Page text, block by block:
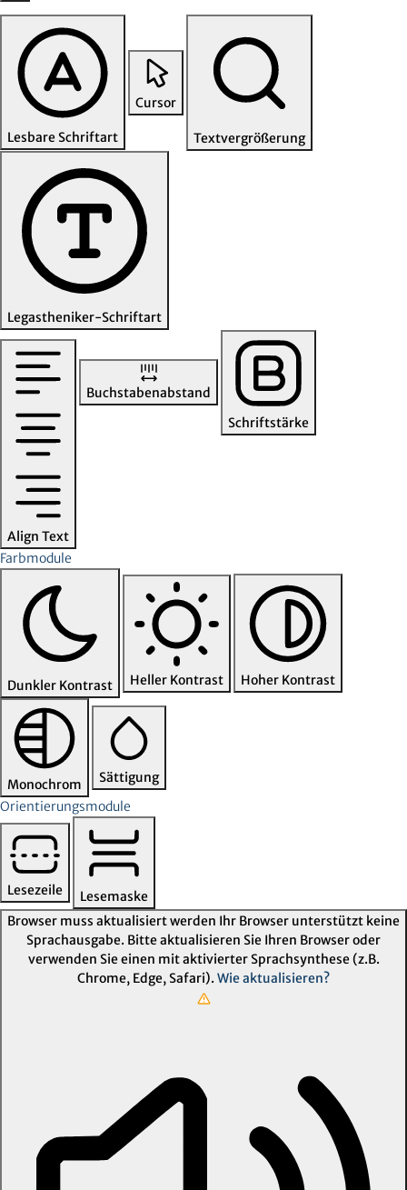
Lesbare Schriftart
Cursor
Textvergrößerung
Legastheniker-Schriftart
Align Text
Buchstabenabstand
Schriftstärke
Farbmodule
Dunkler Kontrast Heller Kontrast Hoher Kontrast
Monochrom
Sättigung
Orientierungsmodule
Lesezeile
Lesemaske
Browser muss aktualisiert werden Ihr Browser unterstützt keine
Sprachausgabe. Bitte aktualisieren Sie Ihren Browser oder
verwenden Sie einen mit aktivierter Sprachsynthese (z.B.
Chrome, Edge, Safari). Wie aktualisieren?